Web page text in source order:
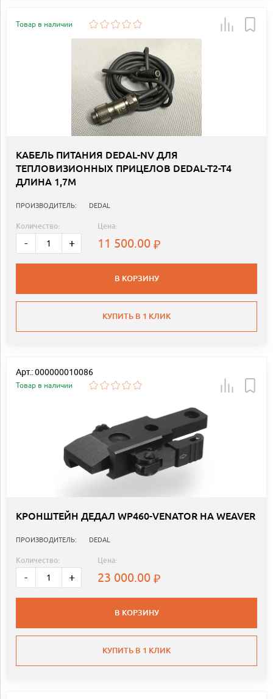
Товар в наличии
КАБЕЛЬ ПИТАНИЯ DEDAL-NV ДЛЯ
ТЕПЛОВИЗИОННЫХ ПРИЦЕЛОВ DEDAL-T2-T4
ДЛИНА 1,7М
ПРОИЗВОДИТЕЛЬ: DEDAL
Количество:
- +
Цена:
11 500.00
В КОРЗИНУ
КУПИТЬ В 1 КЛИК
Арт.: 000000010086
Товар в наличии
КРОНШТЕЙН ДЕДАЛ WP460-VENATOR НА WEAVER
ПРОИЗВОДИТЕЛЬ: DEDAL
Количество:
- +
Цена:
23 000.00
В КОРЗИНУ
КУПИТЬ В 1 КЛИК